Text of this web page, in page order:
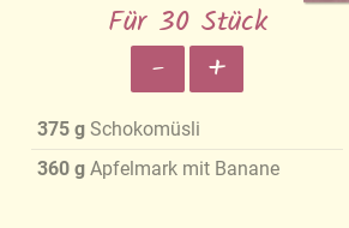
Für 30 Stück
- +
375 g Schokomüsli
360 g Apfelmark mit Banane